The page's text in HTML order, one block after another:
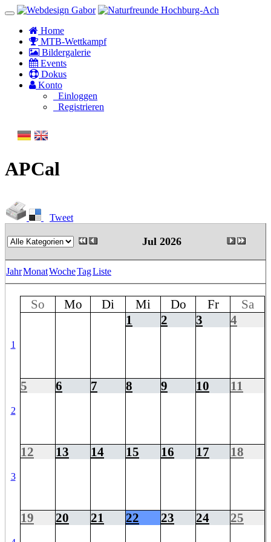
Home
MTB-Wettkampf
Bildergalerie
Events
Dokus
Konto
Einloggen
Registrieren
APCal
Tweet
Jul 2026
JahrMonatWocheTagListe
So Mo Di Mi Do Fr Sa
1
1 2 3 4
2
5 6 7 8 9 10 11
3
12 13 14 15 16 17 18
19 20 21 22 23 24 25